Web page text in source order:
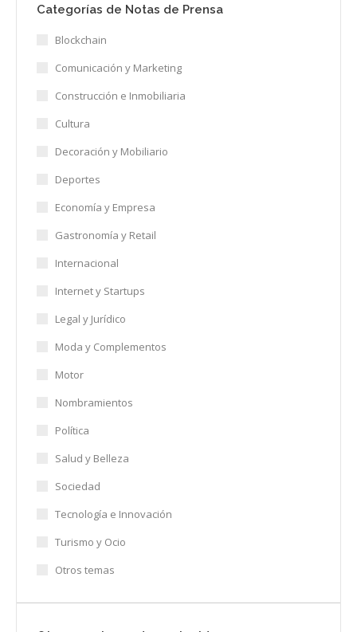
Categorías de Notas de Prensa
Blockchain
Comunicación y Marketing
Construcción e Inmobiliaria
Cultura
Decoración y Mobiliario
Deportes
Economía y Empresa
Gastronomía y Retail
Internacional
Internet y Startups
Legal y Jurídico
Moda y Complementos
Motor
Nombramientos
Política
Salud y Belleza
Sociedad
Tecnología e Innovación
Turismo y Ocio
Otros temas